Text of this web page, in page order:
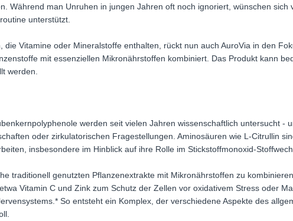
Während man Unruhen in jungen Jahren oft noch ignoriert, wünschen sich
unterstützt.
Vitamine oder Mineralstoffe enthalten, rückt nun auch AuroVia in den
mit essenziellen Mikronährstoffen kombiniert. Das Produkt kann
werden.
werden seit vielen Jahren wissenschaftlich untersucht -
oder zirkulatorischen Fragestellungen. Aminosäuren wie L-Citrullin
insbesondere im Hinblick auf ihre Rolle im Stickstoffmonoxid-
traditionell genutzten Pflanzenextrakte mit Mikronährstoffen zu
Vitamin C und Zink zum Schutz der Zellen vor oxidativem Stress oder
So entsteht ein Komplex, der verschiedene Aspekte des